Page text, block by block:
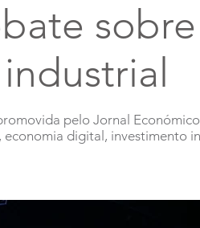
pelo Jornal
digital, investimento